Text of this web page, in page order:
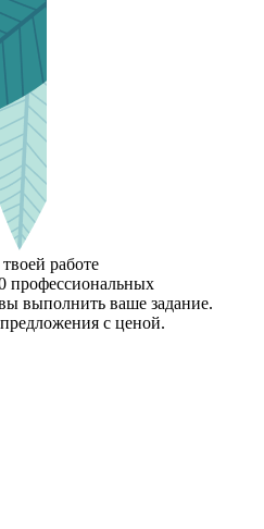
работе
профессиональных
выполнить ваше задание.
с ценой.